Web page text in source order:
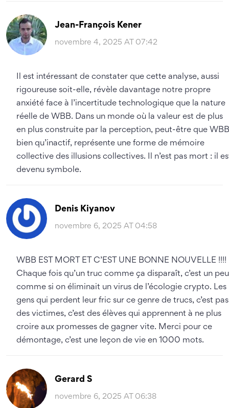
Jean-François Kener
novembre 4, 2025 AT 07:42
Il est intéressant de constater que cette analyse, aussi
rigoureuse soit-elle, révèle davantage notre propre
anxiété face à l’incertitude technologique que la nature
réelle de WBB. Dans un monde où la valeur est de plus
en plus construite par la perception, peut-être que
bien qu’inactif, représente une forme de mémoire
collective des illusions collectives. Il n’est pas mort : il
devenu symbole.
Denis Kiyanov
novembre 6, 2025 AT 04:58
WBB EST MORT ET C’EST UNE BONNE NOUVELLE !!!!
Chaque fois qu’un truc comme ça disparaît, c’est un peu
comme si on éliminait un virus de l’écologie crypto. Les
gens qui perdent leur fric sur ce genre de trucs, c’est pas
des victimes, c’est des élèves qui apprennent à ne plus
croire aux promesses de gagner vite. Merci pour ce
démontage, c’est une leçon de vie en 1000 mots.
Gerard S
novembre 6, 2025 AT 06:38